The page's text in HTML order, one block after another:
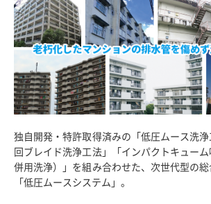
独自開発・特許取得済みの「低圧ムース洗
回ブレイド洗浄工法」「インパクトキュー
併用洗浄）」を組み合わせた、次世代型の
「低圧ムースシステム」。